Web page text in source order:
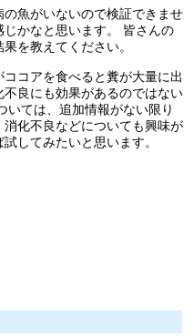
魚がいないので検証できませ
かなと思います。 皆さんの
を教えてください。
コアを食べると糞が大量に出
良にも効果があるのではない
いては、追加情報がない限り
化不良などについても興味が
してみたいと思います。